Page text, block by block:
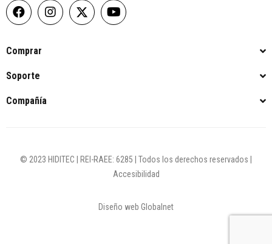
Comprar
Soporte
Compañía
© 2023 HIDITEC | REI-RAEE: 6285 | Todos los derechos reservados |
Accesibilidad
Diseño web Globalnet